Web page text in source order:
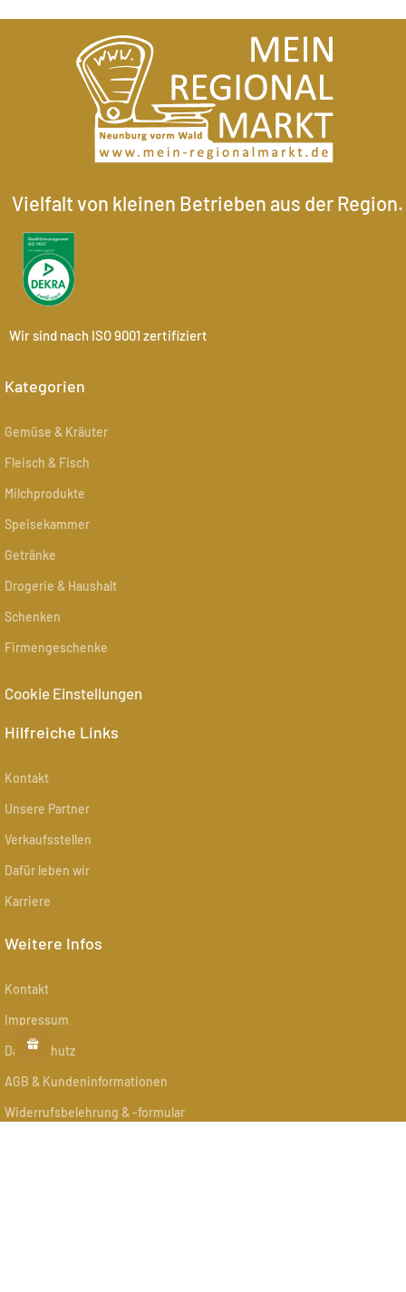
Vielfalt von kleinen Betrieben aus der Region.
Wir sind nach ISO 9001 zertifiziert
Kategorien
Gemüse & Kräuter
Fleisch & Fisch
Milchprodukte
Speisekammer
Getränke
Drogerie & Haushalt
Schenken
Firmengeschenke
Cookie Einstellungen
Hilfreiche Links
Kontakt
Unsere Partner
Verkaufsstellen
Dafür leben wir
Karriere
Weitere Infos
Kontakt
Impressum
Datenschutz
AGB & Kundeninformationen
Widerrufsbelehrung & -formular